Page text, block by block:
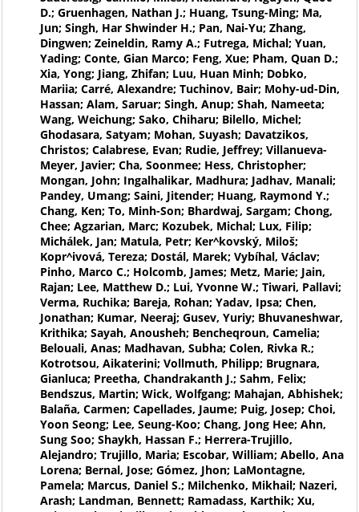
D.; Gruenhagen, Nathan J.; Huang, Tsung-Ming; Ma,
Jun; Singh, Har Shwinder H.; Pan, Nai-Yu; Zhang,
Dingwen; Zeineldin, Ramy A.; Futrega, Michal; Yuan,
Yading; Conte, Gian Marco; Feng, Xue; Pham, Quan D.;
Xia, Yong; Jiang, Zhifan; Luu, Huan Minh; Dobko,
Mariia; Carré, Alexandre; Tuchinov, Bair; Mohy-ud-Din,
Hassan; Alam, Saruar; Singh, Anup; Shah, Nameeta;
Wang, Weichung; Sako, Chiharu; Bilello, Michel;
Ghodasara, Satyam; Mohan, Suyash; Davatzikos,
Christos; Calabrese, Evan; Rudie, Jeffrey; Villanueva-
Meyer, Javier; Cha, Soonmee; Hess, Christopher;
Mongan, John; Ingalhalikar, Madhura; Jadhav, Manali;
Pandey, Umang; Saini, Jitender; Huang, Raymond Y.;
Chang, Ken; To, Minh-Son; Bhardwaj, Sargam; Chong,
Chee; Agzarian, Marc; Kozubek, Michal; Lux, Filip;
Michálek, Jan; Matula, Petr; Ker^kovský, Miloš;
Kopr^ivová, Tereza; Dostál, Marek; Vybíhal, Václav;
Pinho, Marco C.; Holcomb, James; Metz, Marie; Jain,
Rajan; Lee, Matthew D.; Lui, Yvonne W.; Tiwari, Pallavi;
Verma, Ruchika; Bareja, Rohan; Yadav, Ipsa; Chen,
Jonathan; Kumar, Neeraj; Gusev, Yuriy; Bhuvaneshwar,
Krithika; Sayah, Anousheh; Bencheqroun, Camelia;
Belouali, Anas; Madhavan, Subha; Colen, Rivka R.;
Kotrotsou, Aikaterini; Vollmuth, Philipp; Brugnara,
Gianluca; Preetha, Chandrakanth J.; Sahm, Felix;
Bendszus, Martin; Wick, Wolfgang; Mahajan, Abhishek;
Balaña, Carmen; Capellades, Jaume; Puig, Josep; Choi,
Yoon Seong; Lee, Seung-Koo; Chang, Jong Hee; Ahn,
Sung Soo; Shaykh, Hassan F.; Herrera-Trujillo,
Alejandro; Trujillo, Maria; Escobar, William; Abello, Ana
Lorena; Bernal, Jose; Gómez, Jhon; LaMontagne,
Pamela; Marcus, Daniel S.; Milchenko, Mikhail; Nazeri,
Arash; Landman, Bennett; Ramadass, Karthik; Xu,